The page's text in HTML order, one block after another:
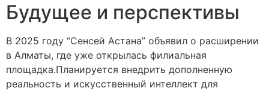
Будущее и перспективы
В 2025 году “Сенсей Астана” объявил о расширении
в Алматы, где уже открылась филиальная
площадка.Планируется внедрить дополненную
реальность и искусственный интеллект для